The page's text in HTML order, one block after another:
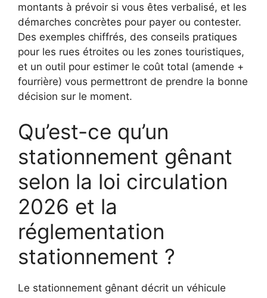
montants à prévoir si vous êtes verbalisé, et les
démarches concrètes pour payer ou contester.
Des exemples chiffrés, des conseils pratiques
pour les rues étroites ou les zones touristiques,
et un outil pour estimer le coût total (amende +
fourrière) vous permettront de prendre la bonne
décision sur le moment.
Qu’est-ce qu’un
stationnement gênant
selon la loi circulation
2026 et la
réglementation
stationnement ?
Le stationnement gênant décrit un véhicule